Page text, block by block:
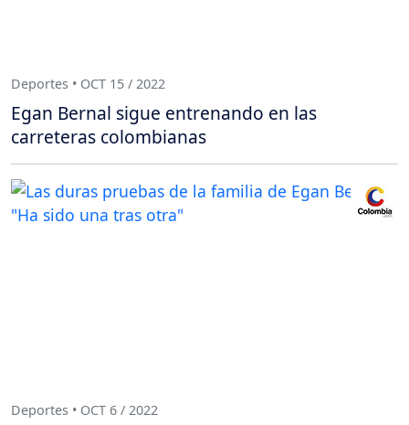
Deportes • OCT 15 / 2022
Egan Bernal sigue entrenando en las
carreteras colombianas
Deportes • OCT 6 / 2022